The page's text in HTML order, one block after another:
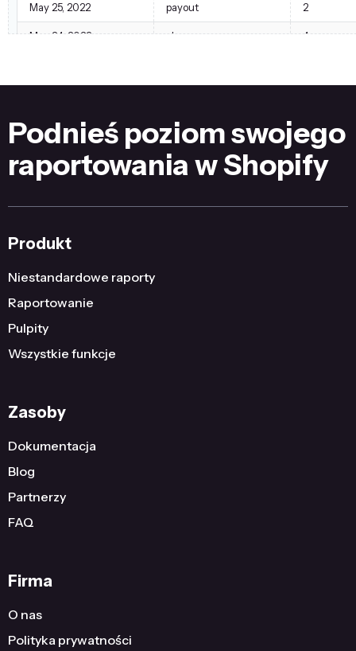
May 25, 2022 payout 2
May 24, 2022 charge 4
Podnieś poziom swojego
raportowania w Shopify
Produkt
Niestandardowe raporty
Raportowanie
Pulpity
Wszystkie funkcje
Zasoby
Dokumentacja
Blog
Partnerzy
FAQ
Firma
O nas
Polityka prywatności